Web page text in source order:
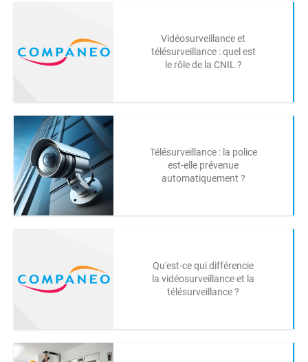
Vidéosurveillance et
télésurveillance : quel est
le rôle de la CNIL ?
Télésurveillance : la police
est-elle prévenue
automatiquement ?
Qu'est-ce qui différencie
la vidéosurveillance et la
télésurveillance ?